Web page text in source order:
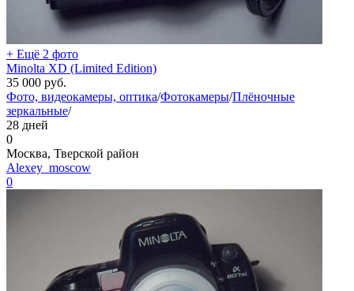
+ Ещё 2 фото
Minolta XD (Limited Edition)
35 000 руб.
Фото, видеокамеры, оптика/Фотокамеры/Плёночные
зеркальные/
28 дней
0
Москва, Тверской район
Alexey_moscow
0